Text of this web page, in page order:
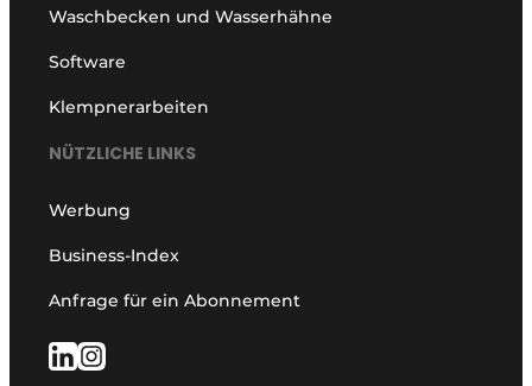
Waschbecken und Wasserhähne
Software
Klempnerarbeiten
NÜTZLICHE LINKS
Werbung
Business-Index
Anfrage für ein Abonnement